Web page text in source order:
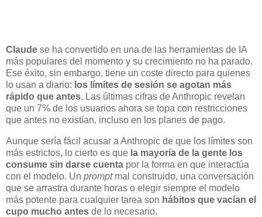
Claude se ha convertido en una de las herramientas de IA
más populares del momento y su crecimiento no ha parado.
Ese éxito, sin embargo, tiene un coste directo para quienes
lo usan a diario: los límites de sesión se agotan más
rápido que antes. Las últimas cifras de Anthropic revelan
que un 7% de los usuarios ahora se topa con restricciones
que antes no existían, incluso en los planes de pago.
Aunque sería fácil acusar a Anthropic de que los límites son
más estrictos, lo cierto es que la mayoría de la gente los
consume sin darse cuenta por la forma en que interactúa
con el modelo. Un promptmal construido, una conversación
que se arrastra durante horas o elegir siempre el modelo
más potente para cualquier tarea son hábitos que vacían el
cupo mucho antes de lo necesario.